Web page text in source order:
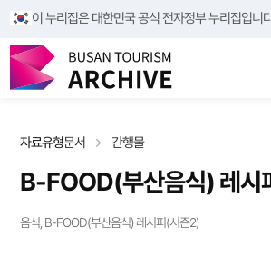
이 누리집은 대한민국 공식 전자정부 누리집입니
자료유형문서 간행물
B-FOOD(부산음식) 레시
음식, B-FOOD(부산음식) 레시피(시즌2)